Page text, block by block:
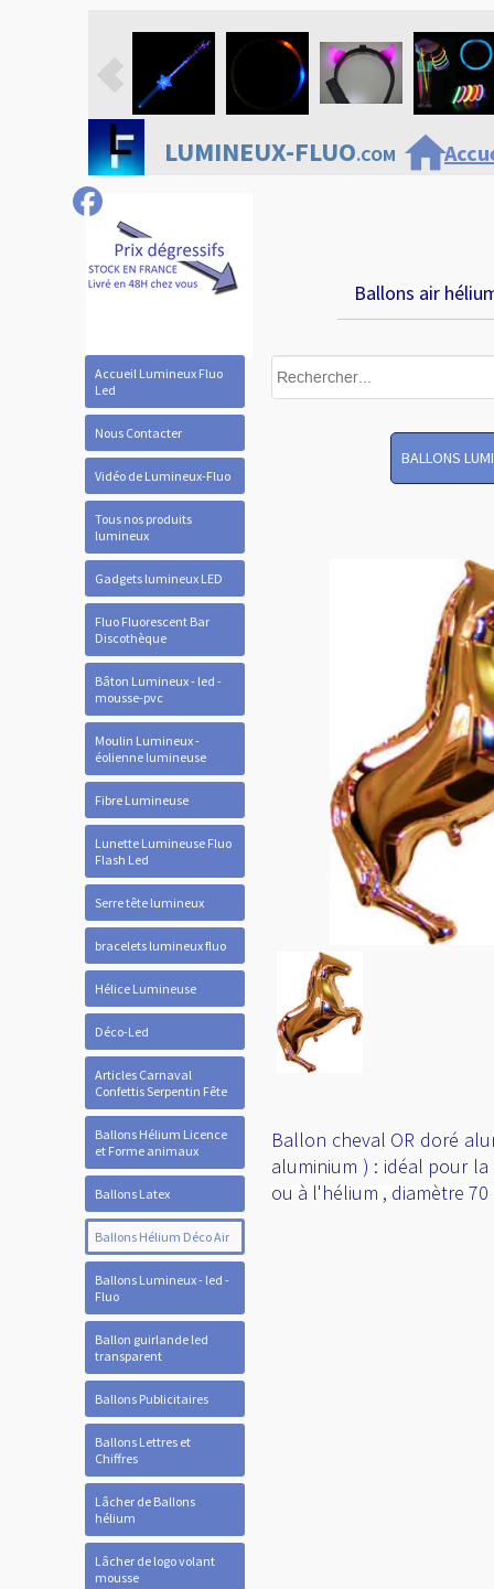
Accueil Lumineux Fluo
Led
Nous Contacter
Vidéo de Lumineux-Fluo
Tous nos produits
lumineux
Gadgets lumineux LED
Fluo Fluorescent Bar
Discothèque
Bâton Lumineux - led -
mousse-pvc
Moulin Lumineux -
éolienne lumineuse
Fibre Lumineuse
Lunette Lumineuse Fluo
Flash Led
Serre tête lumineux
bracelets lumineux fluo
Hélice Lumineuse
Déco-Led
Articles Carnaval
Confettis Serpentin Fête
Ballons Hélium Licence
et Forme animaux
Ballons Latex
Ballons Hélium Déco Air
Ballons Lumineux - led -
Fluo
Ballon guirlande led
transparent
Ballons Publicitaires
Ballons Lettres et
Chiffres
Lâcher de Ballons
hélium
Lâcher de logo volant
mousse
LUMINEUX-FLUO.COMhome
Ballons air
BALLONS
Ballon cheval OR doré
aluminium ) : idéal pour
ou à l'hélium , diamètre